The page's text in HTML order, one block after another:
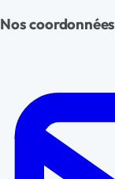
Nos coordonnées